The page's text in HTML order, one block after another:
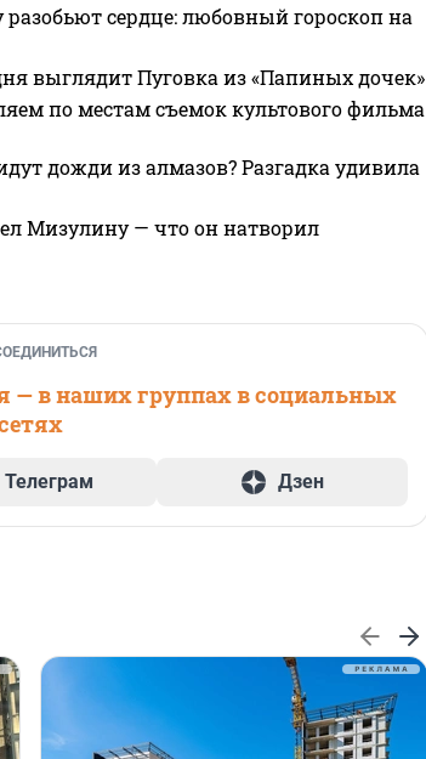
сердце: любовный гороскоп на
выглядит Пуговка из «Папиных дочек»
по местам съемок культового фильма
дожди из алмазов? Разгадка удивила
Мизулину — что он натворил
— в наших группах в социальных
Телеграм Дзен